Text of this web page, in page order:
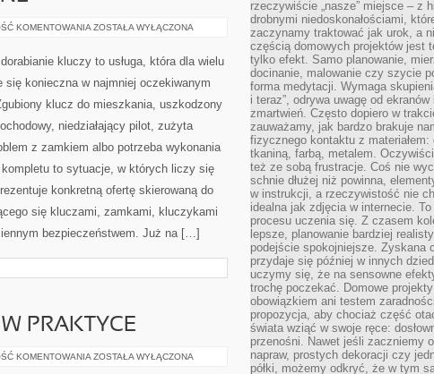
KOMENTOWANIA NOWINKI
ZOSTAŁA WYŁĄCZONA
kluczy to usługa, która dla wielu
się konieczna w najmniej oczekiwanym
klucz do mieszkania, uszkodzony
niedziałający pilot, zużyta
z zamkiem albo potrzeba wykonania
kompletu to sytuacje, w których liczy się
konkretną ofertę skierowaną do
się kluczami, zamkami, kluczykami
bezpieczeństwem. Już na […]
PRAKTYCE
KOMENTOWANIA SZTUCZNA
ZOSTAŁA WYŁĄCZONA
rzeczywiście „nasze” miejsce – z
drobnymi niedoskonałościami,
zaczynamy traktować jak urok, a
częścią domowych projektów jest
tylko efekt. Samo planowanie,
docinanie, malowanie czy szycie
forma medytacji. Wymaga
i teraz”, odrywa uwagę od
zmartwień. Często dopiero w
zauważamy, jak bardzo brakuje
fizycznego kontaktu z materiałem:
tkaniną, farbą, metalem.
też ze sobą frustracje. Coś nie
schnie dłużej niż powinna,
w instrukcji, a rzeczywistość nie
idealna jak zdjęcia w internecie.
procesu uczenia się. Z czasem
lepsze, planowanie bardziej
podejście spokojniejsze. Zyskana
przydaje się później w innych
uczymy się, że na sensowne
trochę poczekać. Domowe
obowiązkiem ani testem
propozycja, aby chociaż część
świata wziąć w swoje ręce:
przenośni. Nawet jeśli zaczniemy
napraw, prostych dekoracji czy
półki, możemy odkryć, że w tym